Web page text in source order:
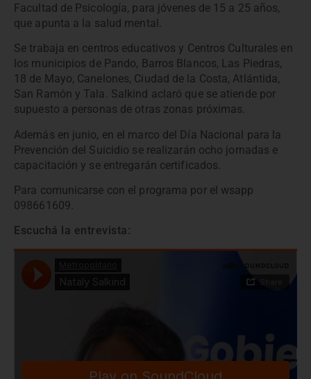
Facultad de Psicología, para jóvenes de 15 a 25 años,
que apunta a la salud mental.
Se trabaja en centros educativos y Centros Culturales en
los municipios de Pando, Barros Blancos, Las Piedras,
18 de Mayo, Canelones, Ciudad de la Costa, Atlántida,
San Ramón y Tala. Salkind aclaró que se atiende por
supuesto a personas de otras zonas próximas.
Además en junio, en el marco del Día Nacional para la
Prevención del Suicidio se realizarán ocho jornadas e
capacitación y se entregarán certificados.
Para comunicarse con el programa por el wsapp
098661609.
Escuchá la entrevista: